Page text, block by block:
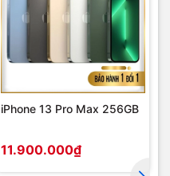
iPhone 13 Pro Max 256GB
11.900.000₫